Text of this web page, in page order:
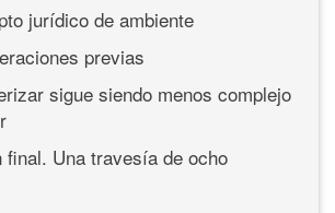
jurídico de ambiente
previas
sigue siendo menos complejo
final. Una travesía de ocho